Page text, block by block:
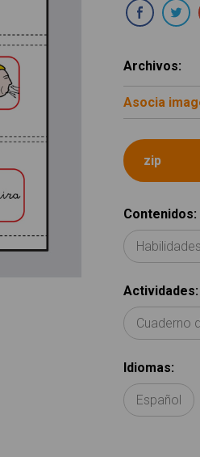
Archivos:
Asocia
Contenidos:
Actividades:
Cuaderno
Idiomas:
Español